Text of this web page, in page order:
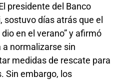
presidente del Banco
sostuvo días atrás que el
en el verano” y afirmó
normalizarse sin
medidas de rescate para
Sin embargo, los